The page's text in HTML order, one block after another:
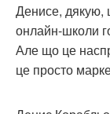
Денисе, дякую,
онлайн-школи
Але що це
це просто